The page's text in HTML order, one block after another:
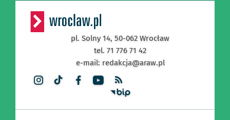
pl. Solny 14, 50-062 Wrocław
tel. 71 776 71 42
e-mail: redakcja@araw.pl